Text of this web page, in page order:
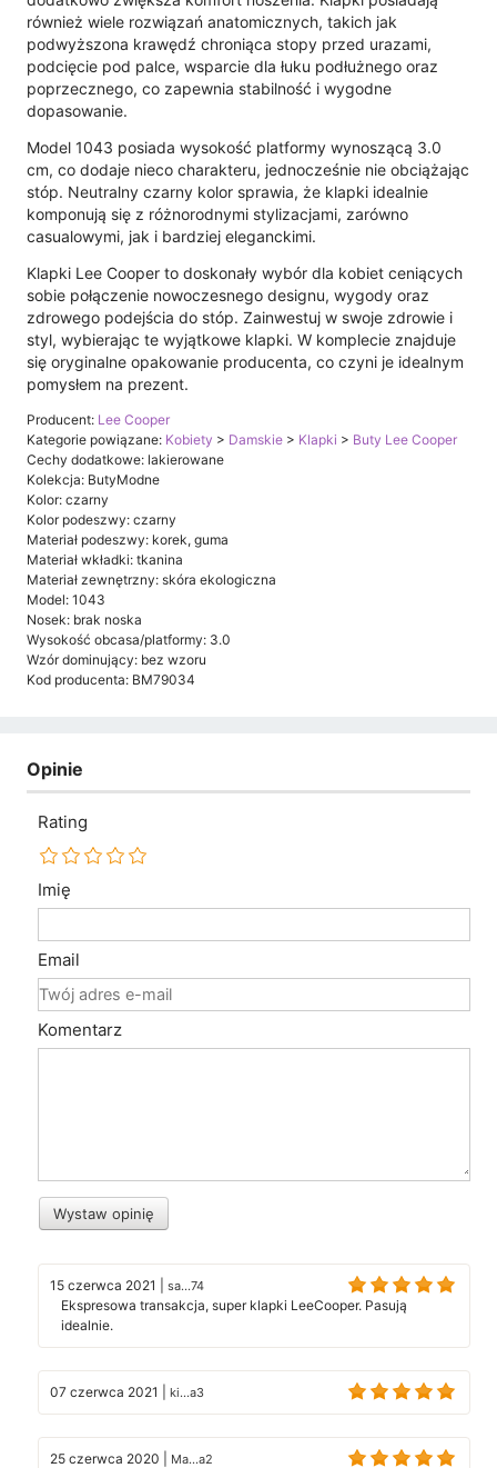
również wiele rozwiązań anatomicznych, takich jak
podwyższona krawędź chroniąca stopy przed urazami,
podcięcie pod palce, wsparcie dla łuku podłużnego oraz
poprzecznego, co zapewnia stabilność i wygodne
dopasowanie.
Model 1043 posiada wysokość platformy wynoszącą 3.0
cm, co dodaje nieco charakteru, jednocześnie nie obciążając
stóp. Neutralny czarny kolor sprawia, że klapki idealnie
komponują się z różnorodnymi stylizacjami, zarówno
casualowymi, jak i bardziej eleganckimi.
Klapki Lee Cooper to doskonały wybór dla kobiet ceniących
sobie połączenie nowoczesnego designu, wygody oraz
zdrowego podejścia do stóp. Zainwestuj w swoje zdrowie i
styl, wybierając te wyjątkowe klapki. W komplecie znajduje
się oryginalne opakowanie producenta, co czyni je idealnym
pomysłem na prezent.
Producent: Lee Cooper
Kategorie powiązane: Kobiety > Damskie > Klapki > Buty Lee Cooper
Cechy dodatkowe: lakierowane
Kolekcja: ButyModne
Kolor: czarny
Kolor podeszwy: czarny
Materiał podeszwy: korek, guma
Materiał wkładki: tkanina
Materiał zewnętrzny: skóra ekologiczna
Model: 1043
Nosek: brak noska
Wysokość obcasa/platformy: 3.0
Wzór dominujący: bez wzoru
Kod producenta: BM79034
Opinie
Rating
Imię
Email
Komentarz
Wystaw opinię
15 czerwca 2021 sa...74
Ekspresowa transakcja, super klapki LeeCooper. Pasują
idealnie.
07 czerwca 2021 ki...a3
25 czerwca 2020 Ma...a2